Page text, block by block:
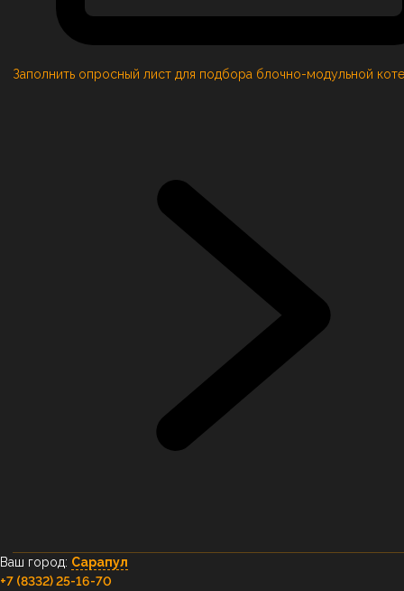
Заполнить опросный лист для подбора блочно-модульной
Ваш город: Сарапул
+7 (8332) 25-16-70